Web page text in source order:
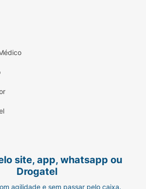
site, app, whatsapp ou
Drogatel
agilidade e sem passar pelo caixa.